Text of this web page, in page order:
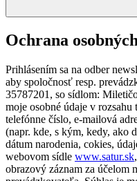
Ochrana
Prihlásením sa na odber
aby spoločnosť resp.
35787201, so sídlom:
moje osobné údaje v
telefónne číslo, e-mailová
(napr. kde, s kým, kedy, ako
dátum narodenia, cokies,
webovom sídle www.satur.sk
obrazový záznam za účelom